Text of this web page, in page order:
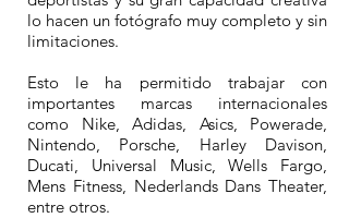
lo hacen un fotógrafo muy completo y sin
limitaciones.
Esto le ha permitido trabajar con
importantes marcas internacionales
como Nike, Adidas, Asics, Powerade,
Nintendo, Porsche, Harley Davison,
Ducati, Universal Music, Wells Fargo,
Mens Fitness, Nederlands Dans Theater,
entre otros.